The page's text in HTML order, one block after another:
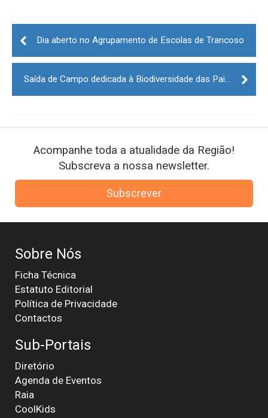
Post
navigation
Dia aberto no Agrupamento de Escolas de Trancoso
Saída de Campo dedicada à Biodiversidade das Paisagens Vínicas do Dão
Acompanhe toda a atualidade da Região!
Subscreva a nossa newsletter.
Subscrever
Sobre Nós
Ficha Técnica
Estatuto Editorial
Política de Privacidade
Contactos
Sub-Portais
Diretório
Agenda de Eventos
Raia
CoolKids